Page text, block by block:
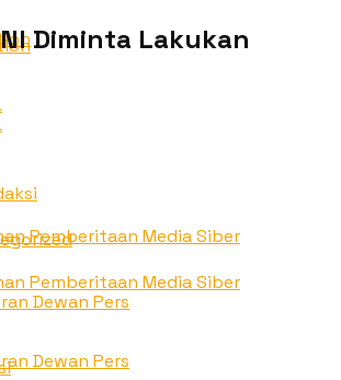
Pemberitaan Media Siber
Dewan Pers
Pemberitaan Media Siber
Dewan Pers
Diminta Lakukan